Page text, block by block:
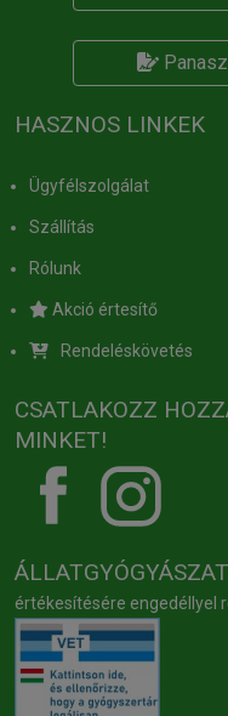
HASZNOS LINKEK
Ügyfélszolgálat
Szállítás
Rólunk
Akció értesítő
Rendeléskövetés
CSATLAKOZZ
MINKET!
értékesítésére engedéllyel